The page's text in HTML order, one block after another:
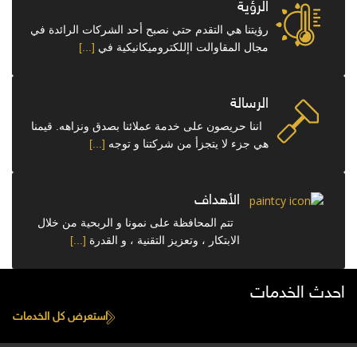
الرؤية
رؤيتنا هي التقدم حتي نصبح أحد الشركات الرائدة في
مجال المقاوالت اإللكتروميكانيكية في [...]
الرسالة
اننا حريصون على خدمة عملائنا بصدق ونزاهه. قيمنا
هي جزء لا يتجزأ من شركتنا و توجه [...]
الأهداف
تتم المحافظة على نمونا و الربحية من خلال
الابتكار ، وتعزيز التقنية ، و القدرة [...]
احدث الخدمات
استعرض كل الخدمات